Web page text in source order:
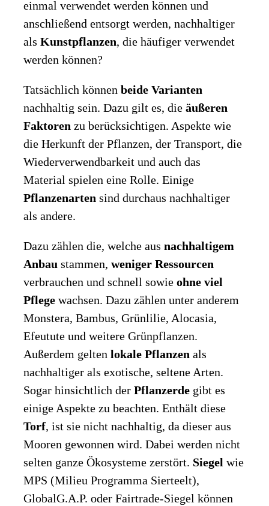
einmal verwendet werden können und
anschließend entsorgt werden, nachhaltiger
alsKunstpflanzen, die häufiger verwendet
werden können?
Tatsächlich könnenbeide Varianten
nachhaltig sein. Dazu gilt es, dieäußeren
Faktoren zu berücksichtigen. Aspekte wie
die Herkunft der Pflanzen, der Transport, die
Wiederverwendbarkeit und auch das
Material spielen eine Rolle. Einige
Pflanzenarten sind durchaus nachhaltiger
als andere.
Dazu zählen die, welche ausnachhaltigem
Anbau stammen,weniger Ressourcen
verbrauchen und schnell sowieohne viel
Pflege wachsen. Dazu zählen unter anderem
Monstera, Bambus, Grünlilie, Alocasia,
Efeutute und weitere Grünpflanzen.
Außerdem geltenlokale Pflanzen als
nachhaltiger als exotische, seltene Arten.
Sogar hinsichtlich derPflanzerde gibt es
einige Aspekte zu beachten. Enthält diese
Torf, ist sie nicht nachhaltig, da dieser aus
Mooren gewonnen wird. Dabei werden nicht
selten ganze Ökosysteme zerstört. Siegel wie
MPS (Milieu Programma Sierteelt),
GlobalG.A.P. oder Fairtrade-Siegel können